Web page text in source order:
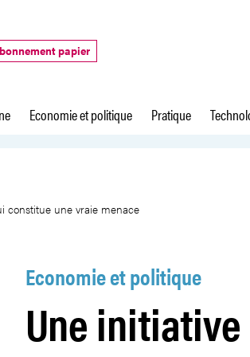
papier
Economie et politique Pratique
une vraie
constitue une vraie menace
Economie et politique
Une